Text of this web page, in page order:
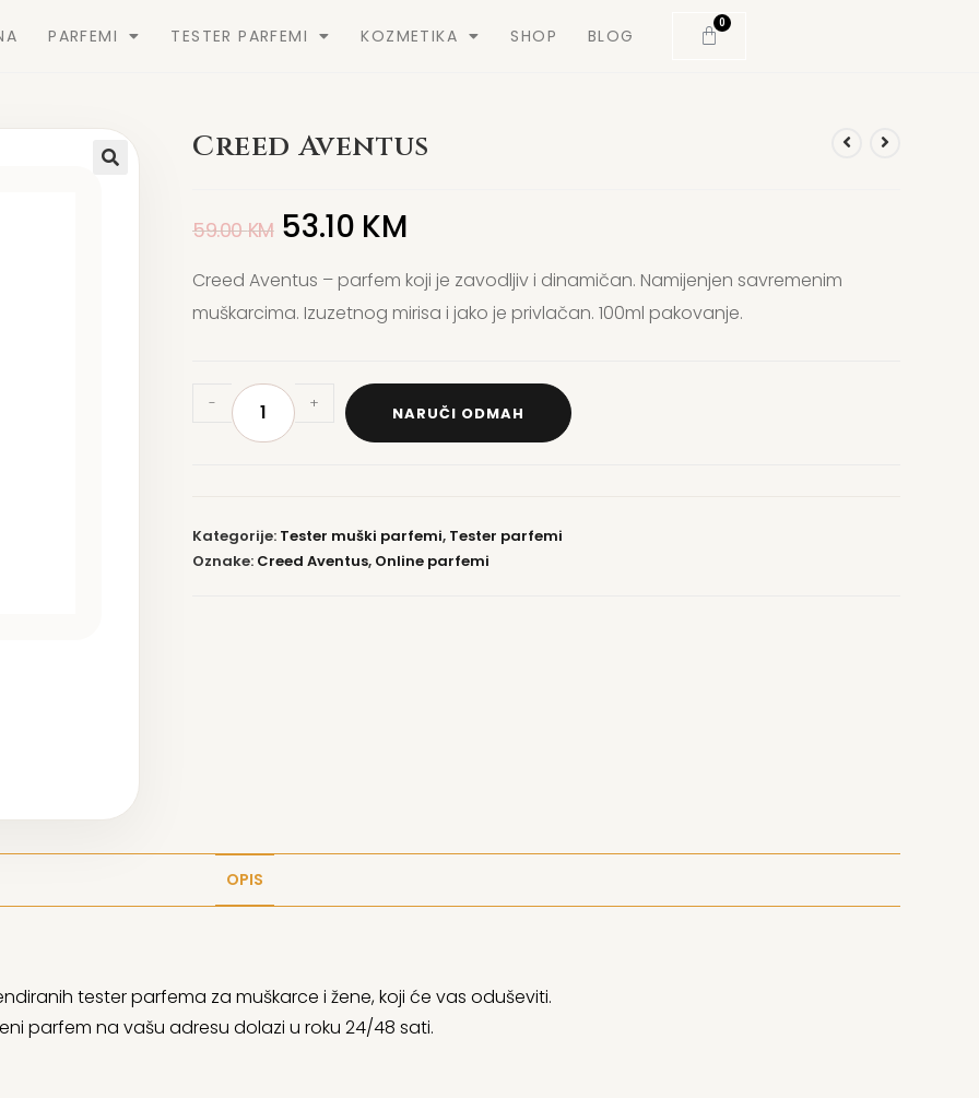
PARFEMI TESTER PARFEMI KOZMETIKA SHOP BLOG
0
Creed Aventus
59.00KM 53.10 KM
Creed Aventus – parfem koji je zavodljiv i dinamičan. Namijenjen savremenim
muškarcima. Izuzetnog mirisa i jako je privlačan. 100ml pakovanje.
- + NARUČI ODMAH
Kategorije: Tester muški parfemi, Tester parfemi
Oznake: Creed Aventus, Online parfemi
OPIS
tester parfema za muškarce i žene, koji će vas oduševiti.
parfem na vašu adresu dolazi u roku 24/48 sati.